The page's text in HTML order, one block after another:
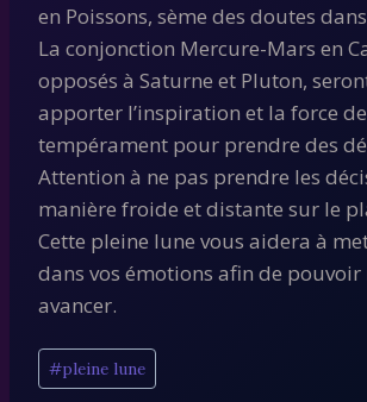
en Poissons, sème des doutes
La conjonction Mercure-Mars en
opposés à Saturne et Pluton,
apporter l’inspiration et la force de
tempérament pour prendre des
Attention à ne pas prendre les
manière froide et distante sur le
Cette pleine lune vous aidera à
dans vos émotions afin de
avancer.
Étiquettes
de
#pleine lune